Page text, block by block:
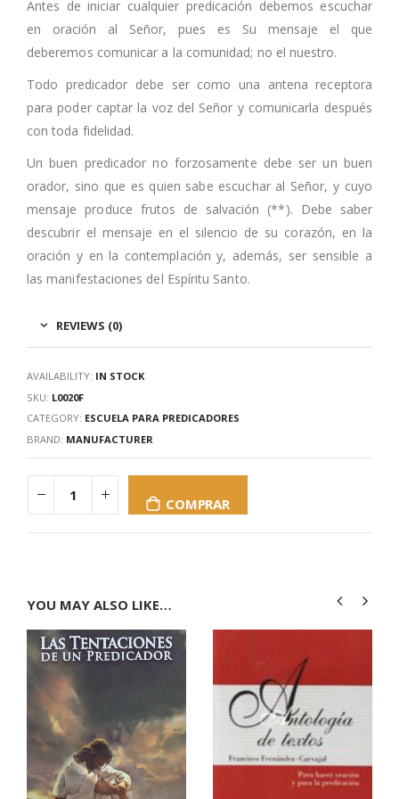
Antes de iniciar cualquier predicación debemos escuchar
en oración al Señor, pues es Su mensaje el que
deberemos comunicar a la comunidad; no el nuestro.
Todo predicador debe ser como una antena receptora
para poder captar la voz del Señor y comunicarla después
con toda fidelidad.
Un buen predicador no forzosamente debe ser un buen
orador, sino que es quien sabe escuchar al Señor, y cuyo
mensaje produce frutos de salvación (**). Debe saber
descubrir el mensaje en el silencio de su corazón, en la
oración y en la contemplación y, además, ser sensible a
las manifestaciones del Espíritu Santo.
REVIEWS (0)
AVAILABILITY: IN STOCK
SKU: L0020F
CATEGORY: ESCUELA PARA PREDICADORES
BRAND: MANUFACTURER
COMPRAR
YOU MAY ALSO LIKE…